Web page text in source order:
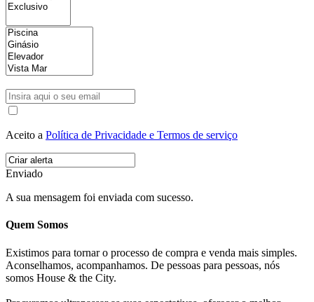
Aceito a Política de Privacidade e Termos de serviço
Enviado
A sua mensagem foi enviada com sucesso.
Quem Somos
Existimos para tornar o processo de compra e venda mais simples.
Aconselhamos, acompanhamos. De pessoas para pessoas, nós
somos House & the City.